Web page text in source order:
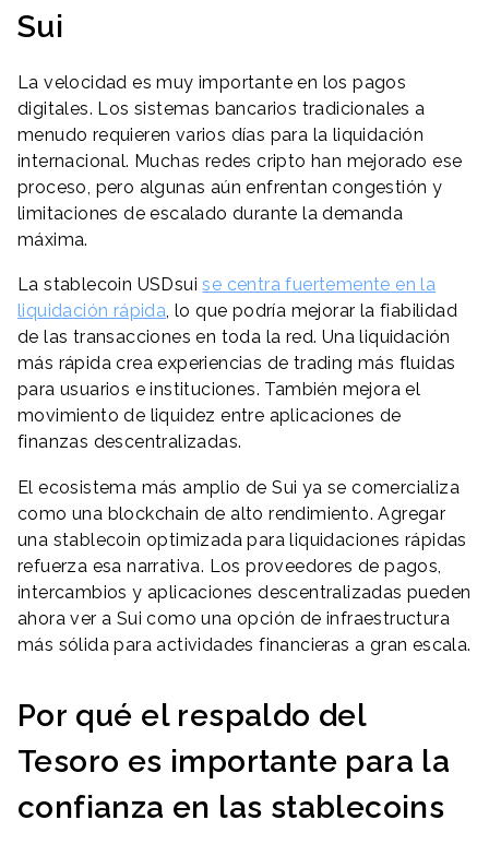
Sui
La velocidad es muy importante en los pagos
digitales. Los sistemas bancarios tradicionales a
menudo requieren varios días para la liquidación
internacional. Muchas redes cripto han mejorado ese
proceso, pero algunas aún enfrentan congestión y
limitaciones de escalado durante la demanda
máxima.
La stablecoin USDsuise centra fuertemente en la
liquidación rápida, lo que podría mejorar la fiabilidad
de las transacciones en toda la red. Una liquidación
más rápida crea experiencias de trading más fluidas
para usuarios e instituciones. También mejora el
movimiento de liquidez entre aplicaciones de
finanzas descentralizadas.
El ecosistema más amplio de Sui ya se comercializa
como una blockchain de alto rendimiento. Agregar
una stablecoin optimizada para liquidaciones rápidas
refuerza esa narrativa. Los proveedores de pagos,
intercambios y aplicaciones descentralizadas pueden
ahora ver a Sui como una opción de infraestructura
más sólida para actividades financieras a gran escala.
Por qué el respaldo del
Tesoro es importante para la
confianza en las stablecoins